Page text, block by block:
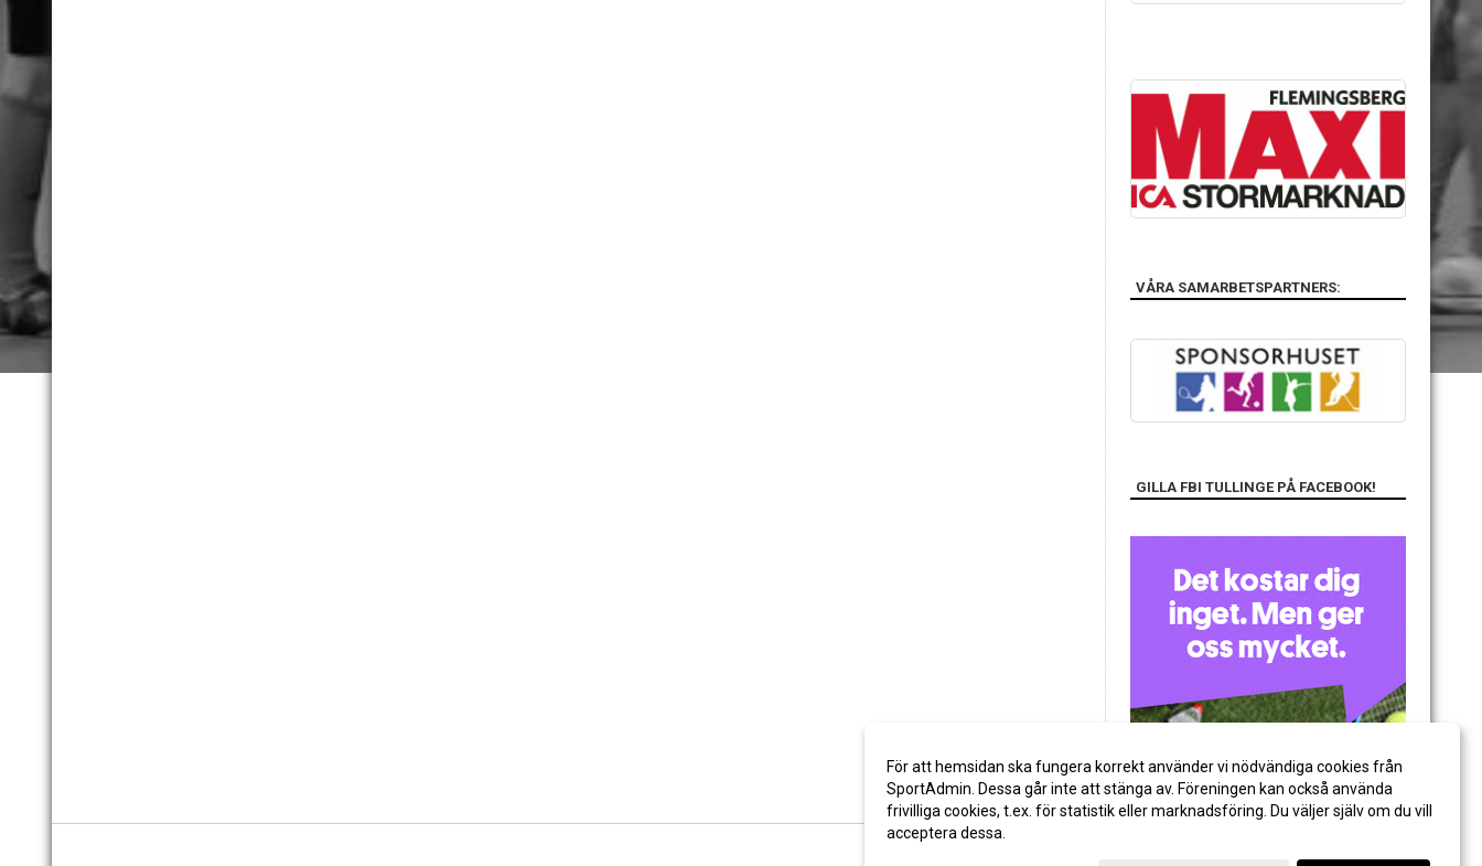
VÅRA SAMARBETSPARTNERS:
GILLA FBI TULLINGE PÅ FACEBOOK!
För att hemsidan ska fungera korrekt använder vi nödvändiga cookies från
SportAdmin. Dessa går inte att stänga av. Föreningen kan också använda
frivilliga cookies, t.ex. för statistik eller marknadsföring. Du väljer själv om du vill
acceptera dessa.